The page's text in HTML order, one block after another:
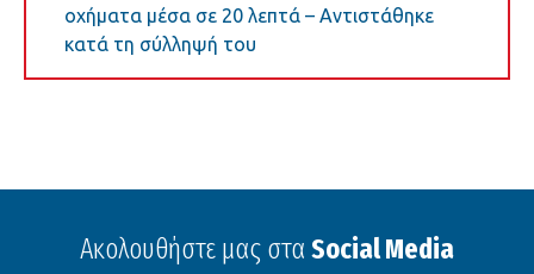
οχήματα μέσα σε 20 λεπτά – Αντιστάθηκε
κατά τη σύλληψή του
Ακολουθήστε μας στα Social Media